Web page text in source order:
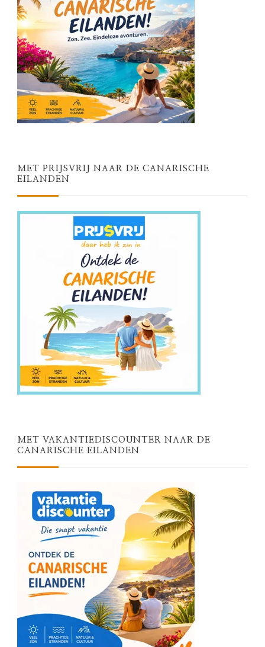
MET PRIJSVRIJ NAAR DE CANARISCHE
EILANDEN
MET VAKANTIEDISCOUNTER NAAR DE
CANARISCHE EILANDEN